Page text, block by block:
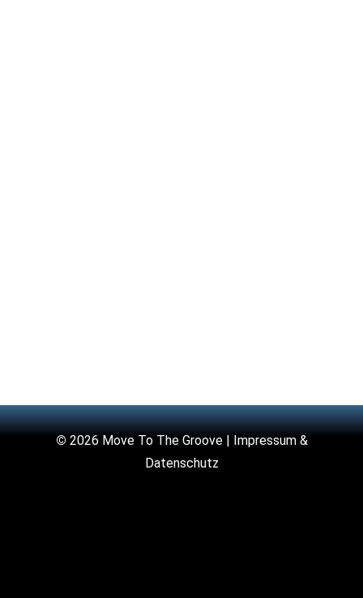
© 2026 Move To The Groove | Impressum &
Datenschutz